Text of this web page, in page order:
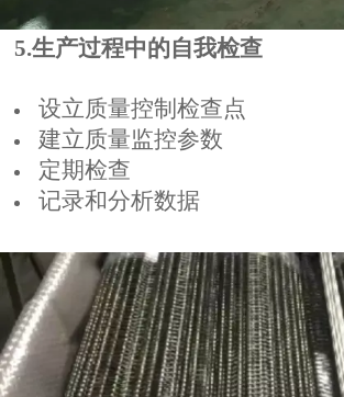
5.生产过程中的自我检查
设立质量控制检查点
建立质量监控参数
定期检查
记录和分析数据